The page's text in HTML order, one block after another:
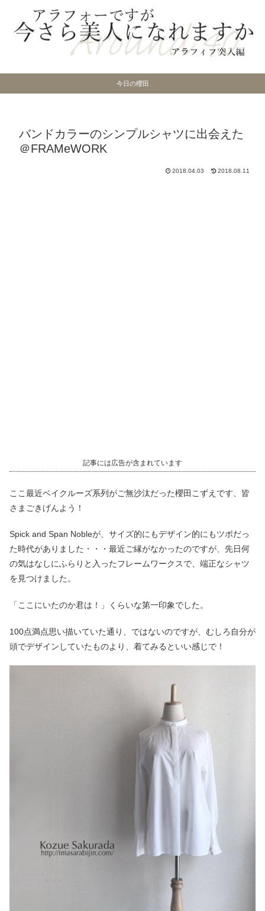
今日の櫻田
バンドカラーのシンプルシャツに出会えた
＠FRAMeWORK
2018.04.03 2018.08.11
記事には広告が含まれています
ここ最近ベイクルーズ系列がご無沙汰だった櫻田こずえです、皆
さまごきげんよう！
Spick and Span Nobleが、サイズ的にもデザイン的にもツボだっ
た時代がありました・・・最近ご縁がなかったのですが、先日何
の気はなしにふらりと入ったフレームワークスで、端正なシャツ
を見つけました。
「ここにいたのか君は！」くらいな第一印象でした。
100点満点思い描いていた通り、ではないのですが、むしろ自分が
頭でデザインしていたものより、着てみるといい感じで！